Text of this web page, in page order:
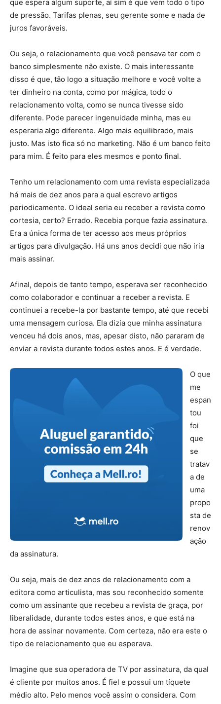
que espera algum suporte, aí sim é que vem todo o tipo
de pressão. Tarifas plenas, seu gerente some e nada de
juros favoráveis.
Ou seja, o relacionamento que você pensava ter com o
banco simplesmente não existe. O mais interessante
disso é que, tão logo a situação melhore e você volte a
ter dinheiro na conta, como por mágica, todo o
relacionamento volta, como se nunca tivesse sido
diferente. Pode parecer ingenuidade minha, mas eu
esperaria algo diferente. Algo mais equilibrado, mais
justo. Mas isto fica só no marketing. Não é um banco feito
para mim. É feito para eles mesmos e ponto final.
Tenho um relacionamento com uma revista especializada
há mais de dez anos para a qual escrevo artigos
periodicamente. O ideal seria eu receber a revista como
cortesia, certo? Errado. Recebia porque fazia assinatura.
Era a única forma de ter acesso aos meus próprios
artigos para divulgação. Há uns anos decidi que não iria
mais assinar.
Afinal, depois de tanto tempo, esperava ser reconhecido
como colaborador e continuar a receber a revista. E
continuei a recebe-la por bastante tempo, até que recebi
uma mensagem curiosa. Ela dizia que minha assinatura
venceu há dois anos, mas, apesar disto, não pararam de
enviar a revista durante todos estes anos. E é verdade.
O que
me
espan
tou
foi
que
se
tratav
a de
uma
propo
sta de
renov
ação
da assinatura.
Ou seja, mais de dez anos de relacionamento com a
editora como articulista, mas sou reconhecido somente
como um assinante que recebeu a revista de graça, por
liberalidade, durante todos estes anos, e que está na
hora de assinar novamente. Com certeza, não era este o
tipo de relacionamento que eu esperava.
Imagine que sua operadora de TV por assinatura, da qual
é cliente por muitos anos. É fiel e possui um tíquete
médio alto. Pelo menos você assim o considera. Com